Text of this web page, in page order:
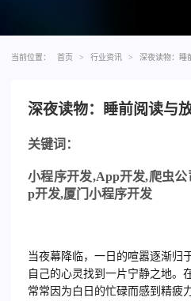
当前位置： 首页 > 行业资讯 > 深夜读物：睡
深夜读物：睡前阅读与
关键词：
小程序开发,App开发,爬虫公
p开发,厦门小程序开发
当夜幕降临，一日的喧嚣逐渐归
自己的心灵找到一片宁静之地。
常常因为白日的忙碌而感到精疲